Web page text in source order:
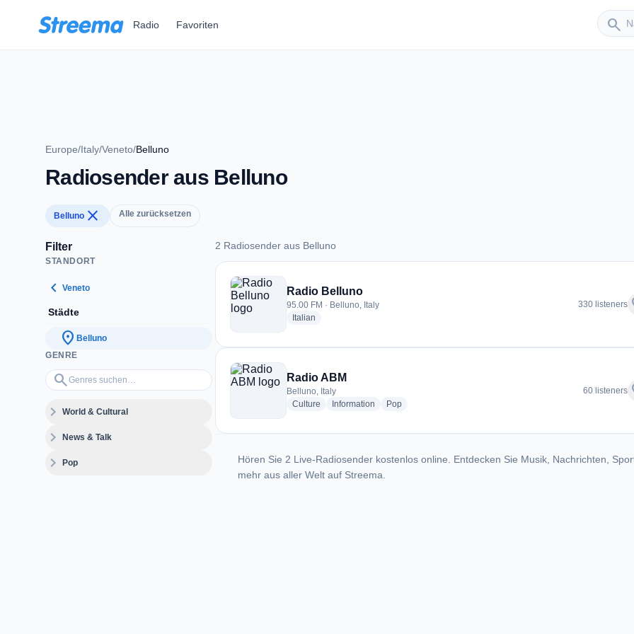
Radio Favoriten search
Sender
Europe/Italy/Veneto/Belluno
Radiosender aus Belluno
Belluno close Alle zurücksetzen
Filter
STANDORT
chevron_left Veneto
Städte
location_on Belluno
GENRE
search
Genres suchen…
expand_moreWorld & Cultural
expand_moreNews & Talk
expand_morePop
2 Radiosender aus Belluno
2 Radiosender aus Belluno
Radio Belluno
95.00 FM · Belluno, Italy
Italian
330 listeners
Radio ABM
Belluno, Italy
Culture radio stations
Information radio stations
Popradio stations
60 listeners
Hören Sie 2 Live-Radiosender kostenlos online. Entdecken Sie Musik, Nachrichten,
mehr aus aller Welt auf Streema.